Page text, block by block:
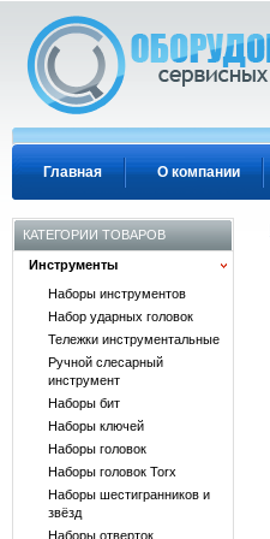
Главная О компании
КАТЕГОРИИ ТОВАРОВ
Инструменты
Наборы инструментов
Набор ударных головок
Тележки инструментальные
Ручной слесарный
инструмент
Наборы бит
Наборы ключей
Наборы головок
Наборы головок Torx
Наборы шестигранников и
звёзд
Наборы отверток